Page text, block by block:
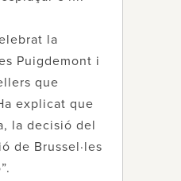
la
Puigdemont i
que
explicat que
la decisió del
de Brussel·les